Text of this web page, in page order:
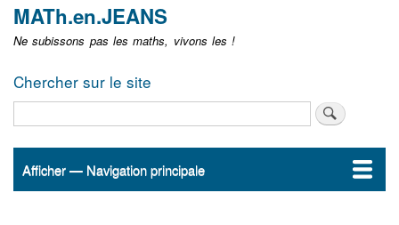
MATh.en.JEANS
Ne subissons pas les maths, vivons les !
Chercher sur le site
Navigation
Afficher — Navigation principale